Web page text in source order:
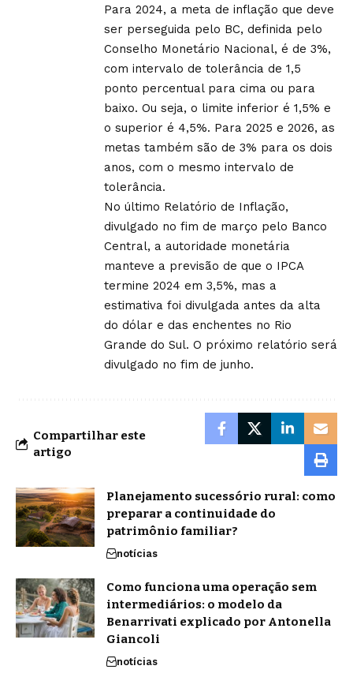
Para 2024, a meta de inflação que deve
ser perseguida pelo BC, definida pelo
Conselho Monetário Nacional, é de 3%,
com intervalo de tolerância de 1,5
ponto percentual para cima ou para
baixo. Ou seja, o limite inferior é 1,5% e
o superior é 4,5%. Para 2025 e 2026, as
metas também são de 3% para os dois
anos, com o mesmo intervalo de
tolerância.
No último Relatório de Inflação,
divulgado no fim de março pelo Banco
Central, a autoridade monetária
manteve a previsão de que o IPCA
termine 2024 em 3,5%, mas a
estimativa foi divulgada antes da alta
do dólar e das enchentes no Rio
Grande do Sul. O próximo relatório será
divulgado no fim de junho.
Compartilhar este
artigo
Planejamento sucessório rural: como
preparar a continuidade do
patrimônio familiar?
notícias
Como funciona uma operação sem
intermediários: o modelo da
Benarrivati explicado por Antonella
Giancoli
notícias